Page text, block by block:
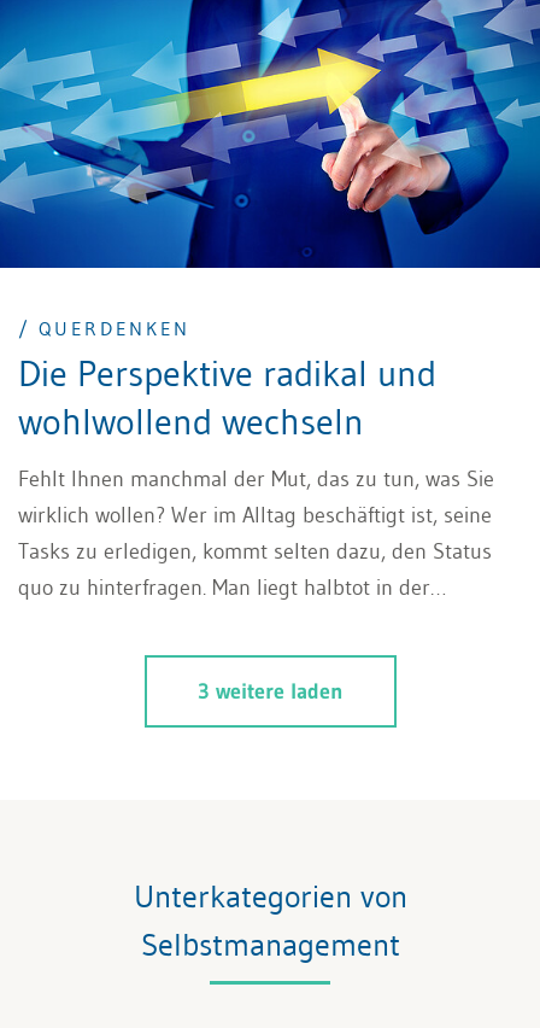
/ QUERDENKEN
Die Perspektive radikal und
wohlwollend wechseln
Fehlt Ihnen manchmal der Mut, das zu tun, was Sie
wirklich wollen? Wer im Alltag beschäftigt ist, seine
Tasks zu erledigen, kommt selten dazu, den Status
quo zu hinterfragen. Man liegt halbtot in der
oder bleibt in der Komplexität stecken. Querdenken
kann hier helfen, neue Perspektiven zu gewinnen.
Nehmen Sie sich Zeit, einen Blick über den Tellerrand
3 weitere laden
Unterkategorien von
Selbstmanagement